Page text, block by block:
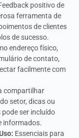
positivo de
ferramenta de
de clientes
de sucesso.
endereço físico,
de contato,
facilmente com
compartilhar
setor, dicas ou
ser incluído
informados.
Essenciais para